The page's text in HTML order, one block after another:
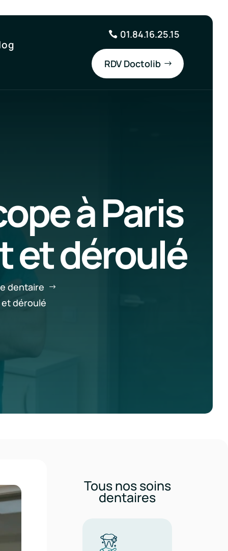
01.84.16.25.15
RDV Doctolib
à Paris
et déroulé
dentaire $
déroulé
Tous nos soins
dentaires